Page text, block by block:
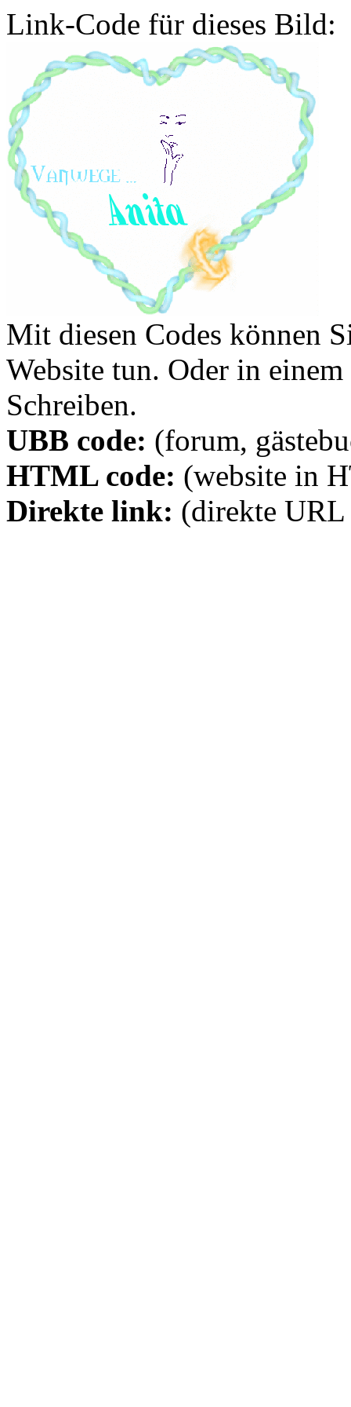
Link-Code für dieses Bild:
Mit diesen Codes können
Website tun. Oder in
Schreiben.
UBB code: (forum,
HTML code: (website in
Direkte link: (direkte